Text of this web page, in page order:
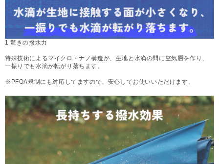
1 驚きの撥水力
特殊技術によるマイクロ・ナノ構造が、生地と水滴の間に空気層を作り、
一振りでも水滴が転がり落ちます。
※PFOA規制にも対応してますので、安心してお使いいただけます。